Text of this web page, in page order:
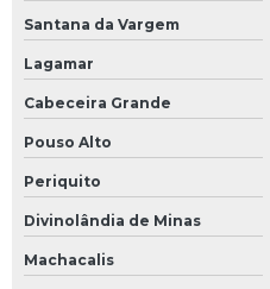
Santana da Vargem
Lagamar
Cabeceira Grande
Pouso Alto
Periquito
Divinolândia de Minas
Machacalis